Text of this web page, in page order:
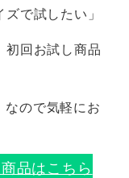
で試したい」
初回お試し商品
ので気軽にお
品はこちら